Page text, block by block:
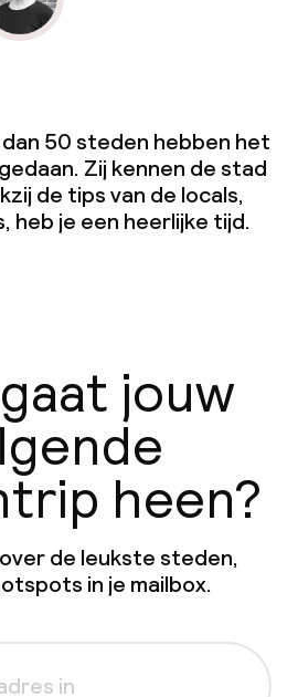
50 steden hebben het
Zij kennen de stad
de tips van de locals,
heb je een heerlijke tijd.
jouw
heen?
de leukste steden,
in je mailbox.